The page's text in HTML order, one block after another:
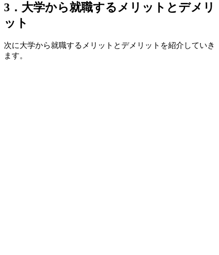
3．大学から就職するメリットとデメリ
ット
次に大学から就職するメリットとデメリットを紹介していき
ます。